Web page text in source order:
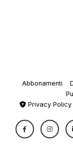
Abbonamenti
Privacy Policy